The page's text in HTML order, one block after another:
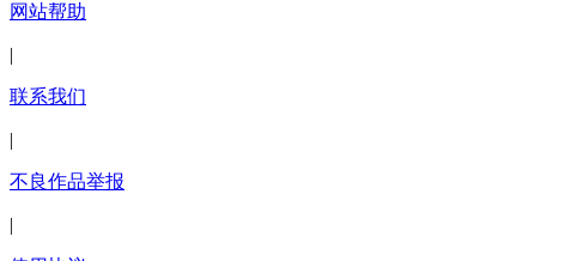
网站帮助
|
联系我们
|
不良作品举报
|